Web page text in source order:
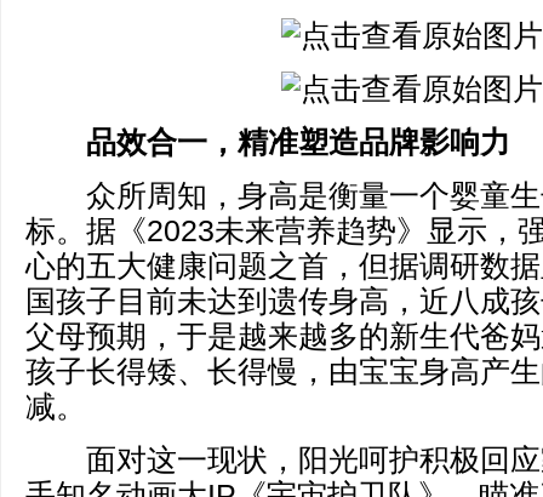
品效合一，精准塑造品牌影响力
众所周知，身高是衡量一个婴童生
标。据《2023未来营养趋势》显示，
心的五大健康问题之首，但据调研数
国孩子目前未达到遗传身高，近八成
父母预期，于是越来越多的新生代爸
孩子长得矮、长得慢，由宝宝身高产
减。
面对这一现状，阳光呵护积极回应